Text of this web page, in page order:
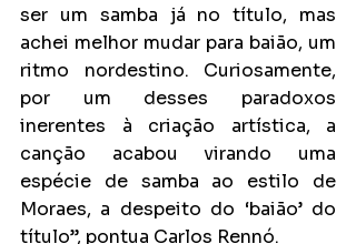
ser um samba já no título, mas
achei melhor mudar para baião, um
ritmo nordestino. Curiosamente,
por um desses paradoxos
inerentes à criação artística, a
canção acabou virando uma
espécie de samba ao estilo de
Moraes, a despeito do ‘baião’ do
título”, pontua Carlos Rennó.